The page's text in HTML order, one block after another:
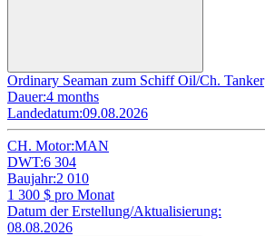
Ordinary Seaman zum Schiff Oil/Ch. Tanker
Dauer:4 months
Landedatum:09.08.2026
CH. Motor:MAN
DWT:6 304
Baujahr:2 010
1 300 $ pro Monat
Datum der Erstellung/Aktualisierung:
08.08.2026